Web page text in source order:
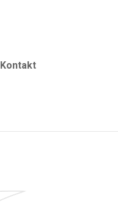
Kontakt